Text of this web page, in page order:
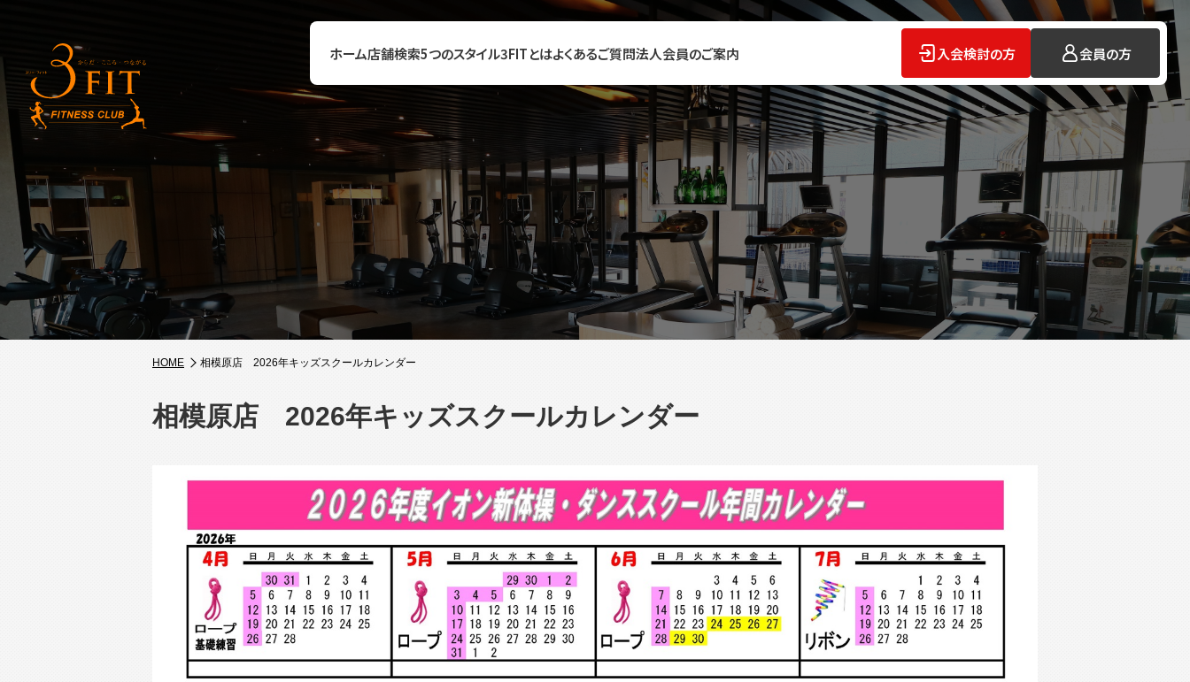
ホーム店舗検索5つのスタイル3FITとはよくあるご質問法人会員のご案内 入会検討の方 会員の方
HOME 相模原店 2026年キッズスクールカレンダー
相模原店 2026年キッズスクールカレンダー